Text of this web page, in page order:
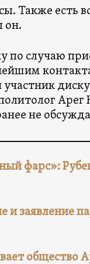
Также есть
он.
по случаю
Арег
не
фарс»:
и заявление
общество